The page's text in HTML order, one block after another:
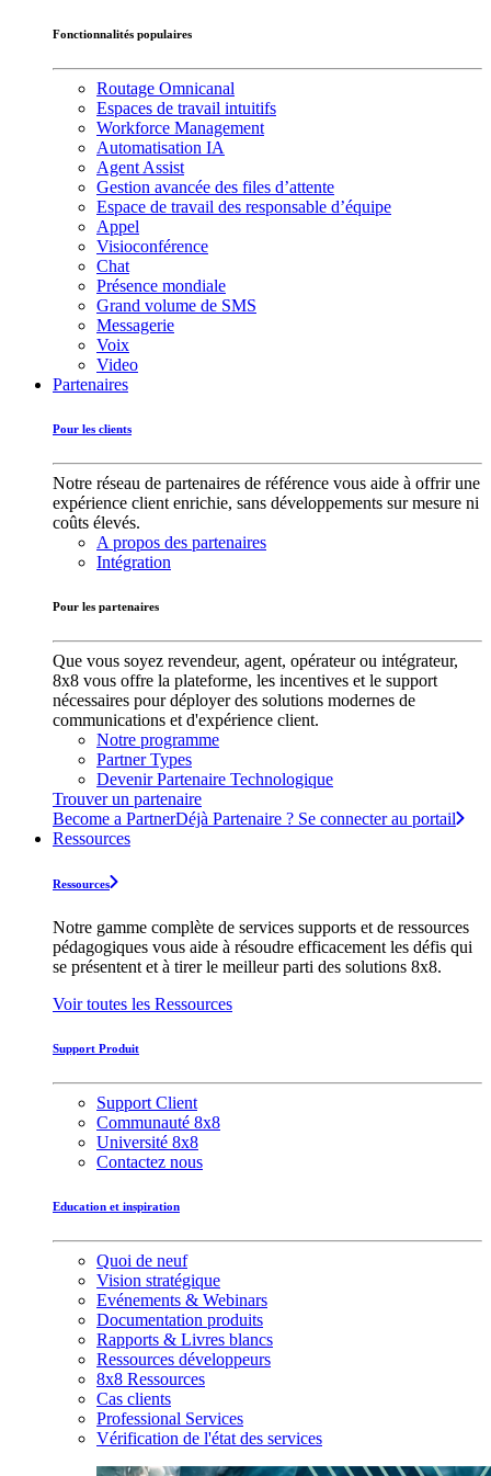
Fonctionnalités populaires
Routage Omnicanal
Espaces de travail intuitifs
Workforce Management
Automatisation IA
Agent Assist
Gestion avancée des files d’attente
Espace de travail des responsable d’équipe
Appel
Visioconférence
Chat
Présence mondiale
Grand volume de SMS
Messagerie
Voix
Video
Partenaires
Pour les clients
Notre réseau de partenaires de référence vous aide à offrir une
expérience client enrichie, sans développements sur mesure ni
coûts élevés.
A propos des partenaires
Intégration
Pour les partenaires
Que vous soyez revendeur, agent, opérateur ou intégrateur,
8x8 vous offre la plateforme, les incentives et le support
nécessaires pour déployer des solutions modernes de
communications et d'expérience client.
Notre programme
Partner Types
Devenir Partenaire Technologique
Trouver un partenaire
Become a PartnerDéjà Partenaire ? Se connecter au portail
Ressources
Ressources
Notre gamme complète de services supports et de ressources
pédagogiques vous aide à résoudre efficacement les défis qui
se présentent et à tirer le meilleur parti des solutions 8x8.
Voir toutes les Ressources
Support Produit
Support Client
Communauté 8x8
Université 8x8
Contactez nous
Education et inspiration
Quoi de neuf
Vision stratégique
Evénements & Webinars
Documentation produits
Rapports & Livres blancs
Ressources développeurs
8x8 Ressources
Cas clients
Professional Services
Vérification de l'état des services